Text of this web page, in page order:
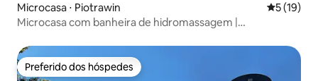
Microcasa ⋅ Piotrawin 5 de uma
5 (19)
Microcasa com banheira de hidromassagem |
Preferido dos hóspedes
Preferido dos hóspedes